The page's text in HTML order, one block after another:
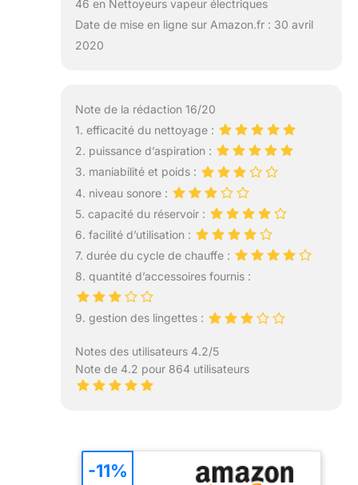
46 en Nettoyeurs vapeur électriques
Date de mise en ligne sur Amazon.fr : 30 avril
2020
Note de la rédaction 16/20
1. efficacité du nettoyage :
2. puissance d’aspiration :
3. maniabilité et poids :
4. niveau sonore :
5. capacité du réservoir :
6. facilité d’utilisation :
7. durée du cycle de chauffe :
8. quantité d’accessoires fournis :
9. gestion des lingettes :
Notes des utilisateurs 4.2/5
Note de 4.2 pour 864 utilisateurs
-11%